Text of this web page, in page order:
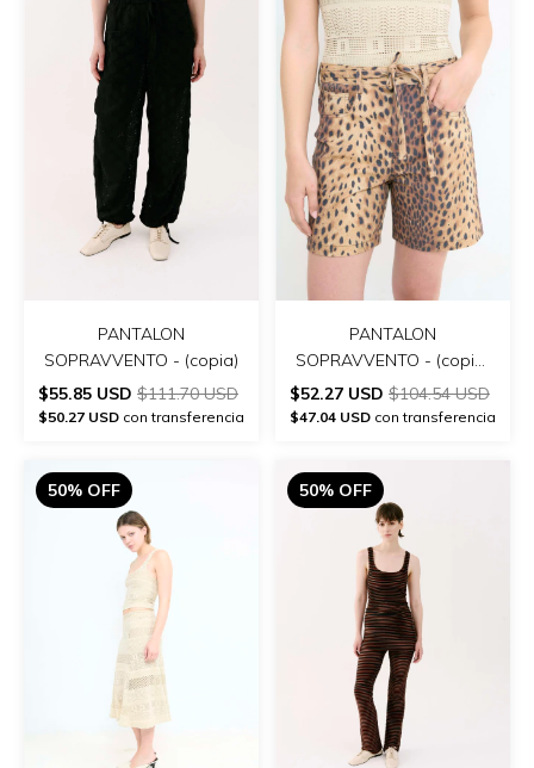
PANTALON
SOPRAVVENTO - (copia)
$55.85 USD $111.70 USD
$50.27 USD con transferencia
PANTALON
SOPRAVVENTO - (copia)
- (copia) - (copia)
$52.27 USD $104.54 USD
$47.04 USD con transferencia
50% OFF 50% OFF